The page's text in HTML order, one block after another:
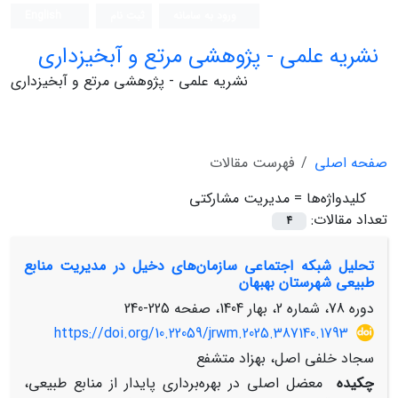
نشریه علمی - پژوهشی مرتع و آبخیزداری
نشریه علمی - پژوهشی مرتع و آبخیزداری
صفحه اصلی
فهرست مقالات
کلیدواژه‌ها = مدیریت مشارکتی
تعداد مقالات:
4
تحلیل شبکه اجتماعی سازمان‌های دخیل در مدیریت منابع
طبیعی شهرستان بهبهان
دوره 78، شماره 2، بهار 1404، صفحه
225-240
https://doi.org/10.22059/jrwm.2025.387140.1793
سجاد خلفی اصل، بهزاد متشفع
چکیده
معضل اصلی در بهره‌برداری پایدار از منابع طبیعی،